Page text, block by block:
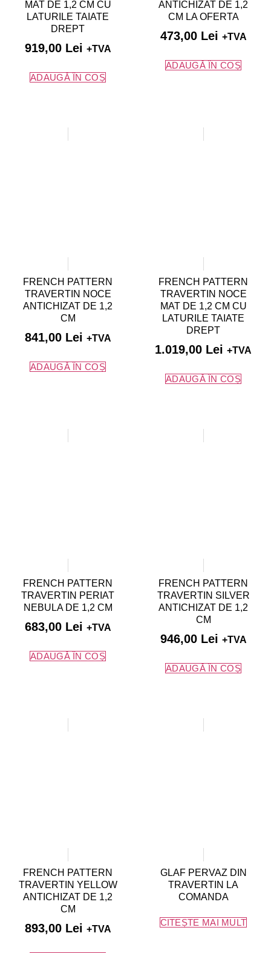
MAT DE 1,2 CM CU
LATURILE TAIATE
DREPT
919,00 Lei +TVA
ADAUGĂ ÎN COȘ
ANTICHIZAT DE 1,2
CM LA OFERTA
473,00 Lei +TVA
ADAUGĂ ÎN COȘ
FRENCH PATTERN
TRAVERTIN NOCE
ANTICHIZAT DE 1,2
CM
841,00 Lei +TVA
ADAUGĂ ÎN COȘ
FRENCH PATTERN
TRAVERTIN NOCE
MAT DE 1,2 CM CU
LATURILE TAIATE
DREPT
1.019,00 Lei +TVA
ADAUGĂ ÎN COȘ
FRENCH PATTERN
TRAVERTIN PERIAT
NEBULA DE 1,2 CM
683,00 Lei +TVA
ADAUGĂ ÎN COȘ
FRENCH PATTERN
TRAVERTIN SILVER
ANTICHIZAT DE 1,2
CM
946,00 Lei +TVA
ADAUGĂ ÎN COȘ
FRENCH PATTERN
TRAVERTIN YELLOW
ANTICHIZAT DE 1,2
CM
893,00 Lei +TVA
GLAF PERVAZ DIN
TRAVERTIN LA
COMANDA
CITEȘTE MAI MULT